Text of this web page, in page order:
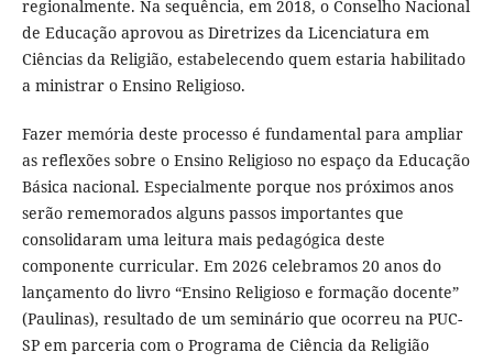
regionalmente. Na sequência, em 2018, o Conselho Nacional
de Educação aprovou as Diretrizes da Licenciatura em
Ciências da Religião, estabelecendo quem estaria habilitado
a ministrar o Ensino Religioso.
Fazer memória deste processo é fundamental para ampliar
as reflexões sobre o Ensino Religioso no espaço da Educação
Básica nacional. Especialmente porque nos próximos anos
serão rememorados alguns passos importantes que
consolidaram uma leitura mais pedagógica deste
componente curricular. Em 2026 celebramos 20 anos do
lançamento do livro “Ensino Religioso e formação docente”
(Paulinas), resultado de um seminário que ocorreu na PUC-
SP em parceria com o Programa de Ciência da Religião